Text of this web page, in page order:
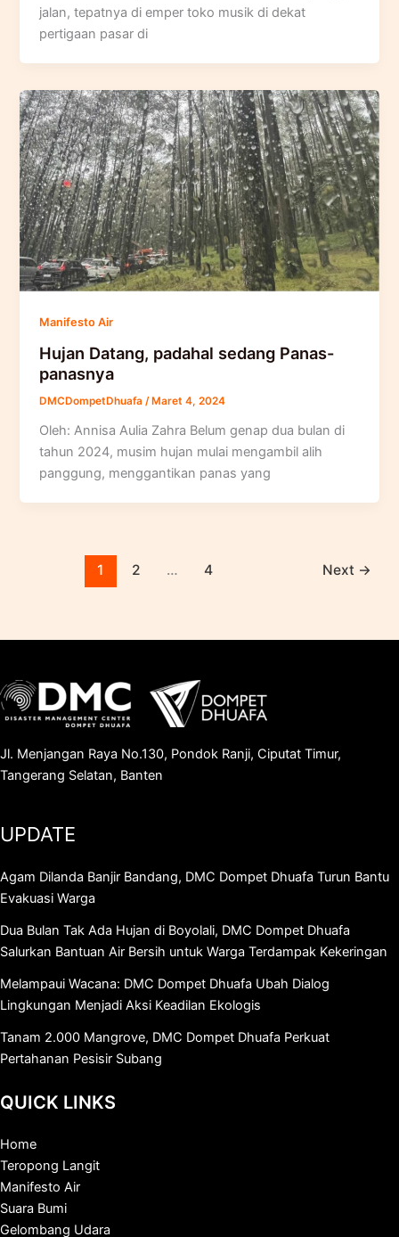
jalan, tepatnya di emper toko musik di dekat
pertigaan pasar di
Manifesto Air
Hujan Datang, padahal sedang Panas-
panasnya
DMCDompetDhuafa /Maret 4, 2024
Oleh: Annisa Aulia Zahra Belum genap dua bulan di
tahun 2024, musim hujan mulai mengambil alih
panggung, menggantikan panas yang
1 2 … 4 Next →
Jl. Menjangan Raya No.130, Pondok Ranji, Ciputat Timur,
Tangerang Selatan, Banten
UPDATE
Agam Dilanda Banjir Bandang, DMC Dompet Dhuafa Turun Bantu
Evakuasi Warga
Dua Bulan Tak Ada Hujan di Boyolali, DMC Dompet Dhuafa
Salurkan Bantuan Air Bersih untuk Warga Terdampak Kekeringan
Melampaui Wacana: DMC Dompet Dhuafa Ubah Dialog
Lingkungan Menjadi Aksi Keadilan Ekologis
Tanam 2.000 Mangrove, DMC Dompet Dhuafa Perkuat
Pertahanan Pesisir Subang
QUICK LINKS
Home
Teropong Langit
Manifesto Air
Suara Bumi
Gelombang Udara